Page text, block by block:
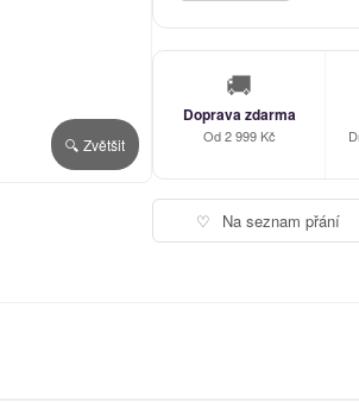
🔍 Zvětšit
🚚
Doprava zdarma
Od 2 999 Kč
♡ Na seznam přání